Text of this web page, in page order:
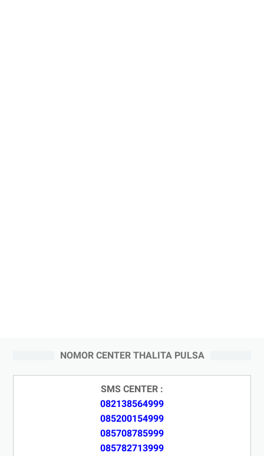
NOMOR CENTER THALITA PULSA
SMS CENTER :
082138564999
085200154999
085708785999
085782713999